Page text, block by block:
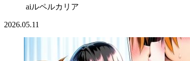
aiルペルカリア
2026.05.11